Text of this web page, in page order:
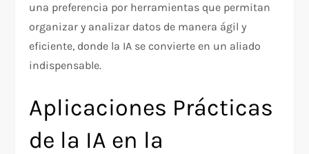
una preferencia por herramientas que permitan
organizar y analizar datos de manera ágil y
eficiente, donde la IA se convierte en un aliado
indispensable.
Aplicaciones Prácticas
de la IA en la